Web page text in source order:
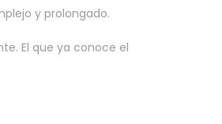
y prolongado.
El que ya conoce el